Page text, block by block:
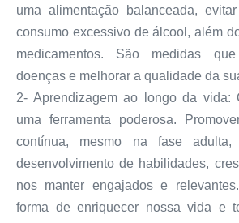
uma alimentação balanceada,
consumo excessivo de álcool, além
medicamentos. São medidas
doenças e melhorar a qualidade da
2- Aprendizagem ao longo da vida:
uma ferramenta poderosa.
contínua, mesmo na fase
desenvolvimento de habilidades,
nos manter engajados e
forma de enriquecer nossa vida e